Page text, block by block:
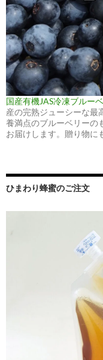
国産有機JAS冷凍ブルー
産の完熟ジューシーな最
養満点のブルーベリーの
お届けします。贈り物に
ひまわり蜂蜜のご注文